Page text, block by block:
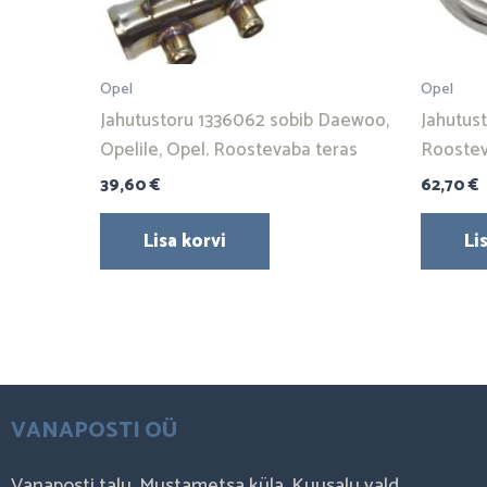
Opel
Jahutustoru 1336062 sobib Daewoo,
Opelile, Opel. Roostevaba teras
39,60€
Lisa korvi
Opel
62,70€
VANAPOSTI OÜ